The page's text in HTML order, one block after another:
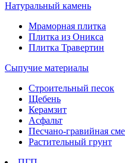
Натуральный камень
Мраморная плитка
Плитка из Оникса
Плитка Травертин
Сыпучие материалы
Строительный песок
Щебень
Керамзит
Асфальт
Песчано-гравийная
Растительный грунт